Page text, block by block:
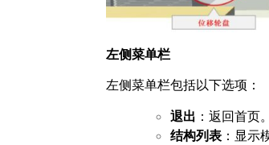
左侧菜单栏
左侧菜单栏包括以下选项：
退出 ：返回首页。
结构列表 ：显示